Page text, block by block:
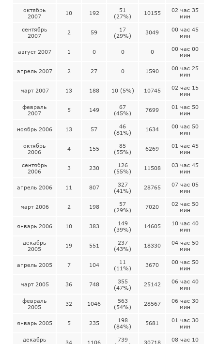
октябрь
2007
10 192
51
(27%)
10155
02 час 35
мин
сентябрь
2007
2 59
17
(29%)
3049
00 час 45
мин
август 2007 1 0 0 0
00 час 00
мин
апрель 2007 2 27 0 1590
00 час 25
мин
март 2007 13 188 10 (5%) 10745
02 час 15
мин
февраль
2007
5 149
67
(45%)
7699
01 час 50
мин
ноябрь 2006 13 57
46
(81%)
1634
00 час 50
мин
октябрь
2006
4 155
85
(55%)
6269
01 час 45
мин
сентябрь
2006
3 230
126
(55%)
11508
03 час 45
мин
апрель 2006 11 807
327
(41%)
28765
07 час 05
мин
март 2006 2 198
57
(29%)
7020
02 час 50
мин
январь 2006 10 383
149
(39%)
14605
10 час 40
мин
декабрь
2005
19 551
237
(43%)
18330
04 час 50
мин
апрель 2005 7 104
11
(11%)
3670
00 час 50
мин
март 2005 36 748
355
(47%)
25142
06 час 40
мин
февраль
2005
32 1046
563
(54%)
28567
06 час 30
мин
январь 2005 5 235
198
(84%)
5681
01 час 30
мин
декабрь
34 1106
739
30718
08 час 10